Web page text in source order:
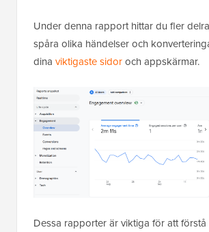
Under denna rapport hittar du fler
spåra olika händelser och
dina viktigaste sidoroch appskärmar.
Dessa rapporter är viktiga för att